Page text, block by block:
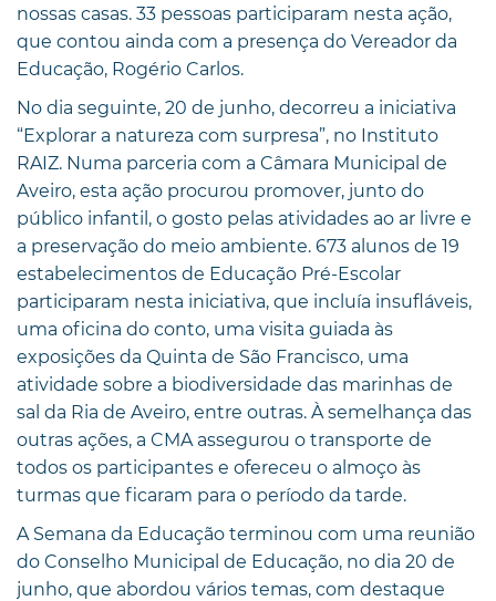
nossas casas. 33 pessoas participaram nesta ação,
que contou ainda com a presença do Vereador da
Educação, Rogério Carlos.
No dia seguinte, 20 de junho, decorreu a iniciativa
“Explorar a natureza com surpresa”, no Instituto
RAIZ. Numa parceria com a Câmara Municipal de
Aveiro, esta ação procurou promover, junto do
público infantil, o gosto pelas atividades ao ar livre e
a preservação do meio ambiente. 673 alunos de 19
estabelecimentos de Educação Pré-Escolar
participaram nesta iniciativa, que incluía insufláveis,
uma oficina do conto, uma visita guiada às
exposições da Quinta de São Francisco, uma
atividade sobre a biodiversidade das marinhas de
sal da Ria de Aveiro, entre outras. À semelhança das
outras ações, a CMA assegurou o transporte de
todos os participantes e ofereceu o almoço às
turmas que ficaram para o período da tarde.
A Semana da Educação terminou com uma reunião
do Conselho Municipal de Educação, no dia 20 de
junho, que abordou vários temas, com destaque